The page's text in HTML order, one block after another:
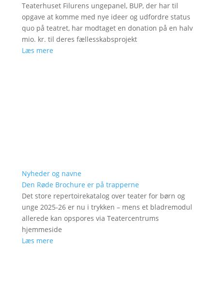
Teaterhuset Filurens ungepanel, BUP, der har til
opgave at komme med nye ideer og udfordre status
quo på teatret, har modtaget en donation på en halv
mio. kr. til deres fællesskabsprojekt
Læs mere
Nyheder og navne
Den Røde Brochure er på trapperne
Det store repertoirekatalog over teater for børn og
unge 2025-26 er nu i trykken – mens et bladremodul
allerede kan opspores via Teatercentrums
hjemmeside
Læs mere